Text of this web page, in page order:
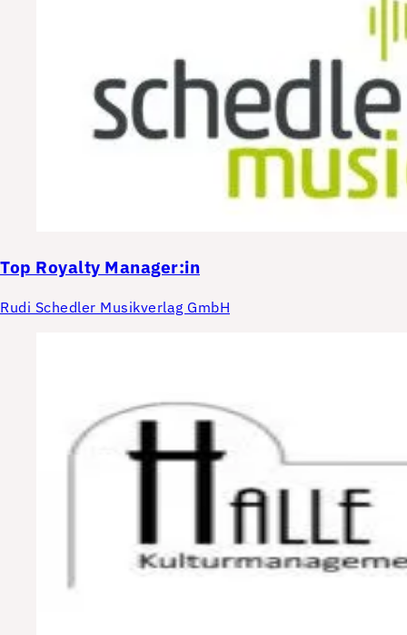
Top Royalty Manager:in
Rudi Schedler Musikverlag GmbH